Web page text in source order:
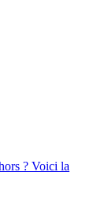
? Voici la